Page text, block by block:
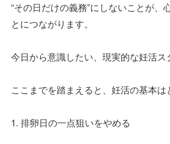
“その日だけの義務”にしないことが、
とにつながります。
今日から意識したい、現実的な妊活ス
ここまでを踏まえると、妊活の基本は
1. 排卵日の一点狙いをやめる